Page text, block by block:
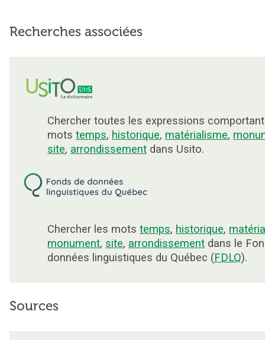
Recherches associées
Chercher toutes les expressions
mots temps, historique, matérialisme,
site, arrondissement dans Usito.
Chercher les mots temps, historique,
monument, site, arrondissement dans le
données linguistiques du Québec (FDLQ).
Sources